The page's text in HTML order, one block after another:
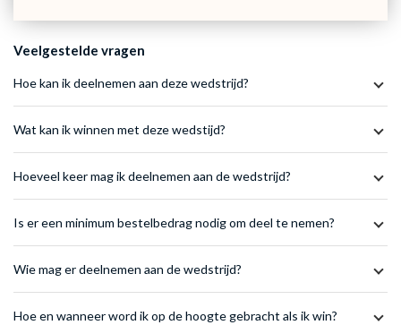
Veelgestelde vragen
Hoe kan ik deelnemen aan deze wedstrijd?
Wat kan ik winnen met deze wedstijd?
Hoeveel keer mag ik deelnemen aan de wedstrijd?
Is er een minimum bestelbedrag nodig om deel te nemen?
Wie mag er deelnemen aan de wedstrijd?
Hoe en wanneer word ik op de hoogte gebracht als ik win?